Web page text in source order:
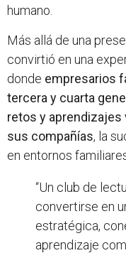
humano.
Más allá de una
convirtió en una
donde empresarios
tercera y cuarta
retos y aprendizajes
sus compañías, la
en entornos
“Un club de
convertirse en
estratégica,
aprendizaje